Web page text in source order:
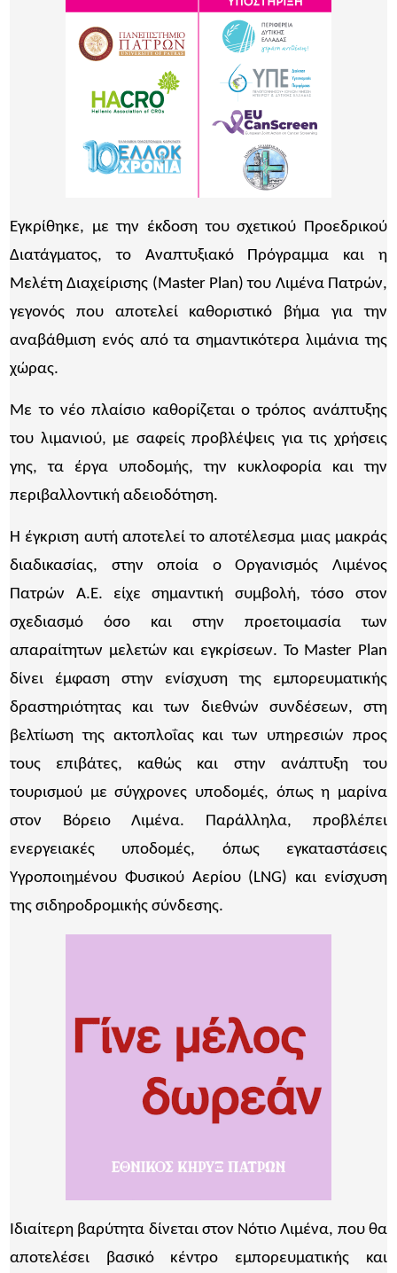
Εγκρίθηκε, με την έκδοση του σχετικού Προεδρικού
Διατάγματος, το Αναπτυξιακό Πρόγραμμα και η
Μελέτη Διαχείρισης (Master Plan) του Λιμένα Πατρών,
γεγονός που αποτελεί καθοριστικό βήμα για την
αναβάθμιση ενός από τα σημαντικότερα λιμάνια της
χώρας.
Με το νέο πλαίσιο καθορίζεται ο τρόπος ανάπτυξης
του λιμανιού, με σαφείς προβλέψεις για τις χρήσεις
γης, τα έργα υποδομής, την κυκλοφορία και την
περιβαλλοντική αδειοδότηση.
Η έγκριση αυτή αποτελεί το αποτέλεσμα μιας μακράς
διαδικασίας, στην οποία ο Οργανισμός Λιμένος
Πατρών Α.Ε. είχε σημαντική συμβολή, τόσο στον
σχεδιασμό όσο και στην προετοιμασία των
απαραίτητων μελετών και εγκρίσεων. Το Master Plan
δίνει έμφαση στην ενίσχυση της εμπορευματικής
δραστηριότητας και των διεθνών συνδέσεων, στη
βελτίωση της ακτοπλοΐας και των υπηρεσιών προς
τους επιβάτες, καθώς και στην ανάπτυξη του
τουρισμού με σύγχρονες υποδομές, όπως η μαρίνα
στον Βόρειο Λιμένα. Παράλληλα, προβλέπει
ενεργειακές υποδομές, όπως εγκαταστάσεις
Υγροποιημένου Φυσικού Αερίου (LNG) και ενίσχυση
της σιδηροδρομικής σύνδεσης.
Ιδιαίτερη βαρύτητα δίνεται στον Νότιο Λιμένα, που θα
αποτελέσει βασικό κέντρο εμπορευματικής και